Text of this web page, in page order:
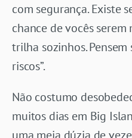
com segurança. Existe
chance de vocês
trilha sozinhos.
riscos”.
Não costumo
muitos dias em Big
uma meia dúzia de